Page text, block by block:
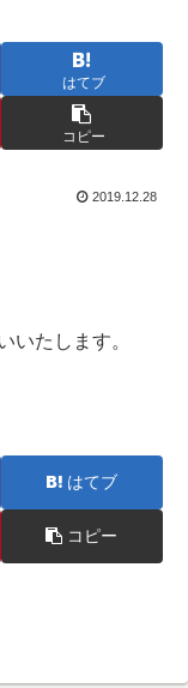
はてブ
コピー
2019.12.28
いたします。
はてブ
コピー